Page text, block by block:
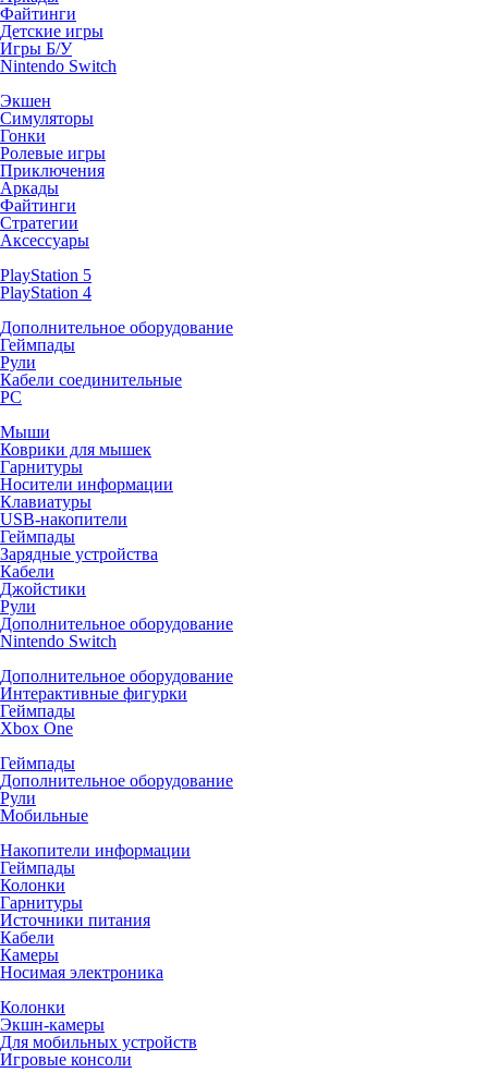
Файтинги
Детские игры
Игры Б/У
Nintendo Switch
Экшен
Симуляторы
Гонки
Ролевые игры
Приключения
Аркады
Файтинги
Стратегии
Аксессуары
PlayStation 5
PlayStation 4
Дополнительное оборудование
Геймпады
Рули
Кабели соединительные
PC
Мыши
Коврики для мышек
Гарнитуры
Носители информации
Клавиатуры
USB-накопители
Геймпады
Зарядные устройства
Кабели
Джойстики
Рули
Дополнительное оборудование
Nintendo Switch
Дополнительное оборудование
Интерактивные фигурки
Геймпады
Xbox One
Геймпады
Дополнительное оборудование
Рули
Мобильные
Накопители информации
Геймпады
Колонки
Гарнитуры
Источники питания
Кабели
Камеры
Носимая электроника
Колонки
Экшн-камеры
Для мобильных устройств
Игровые консоли